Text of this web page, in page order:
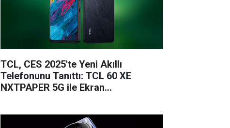
TCL, CES 2025'te Yeni Akıllı
Telefonunu Tanıttı: TCL 60 XE
NXTPAPER 5G ile Ekran